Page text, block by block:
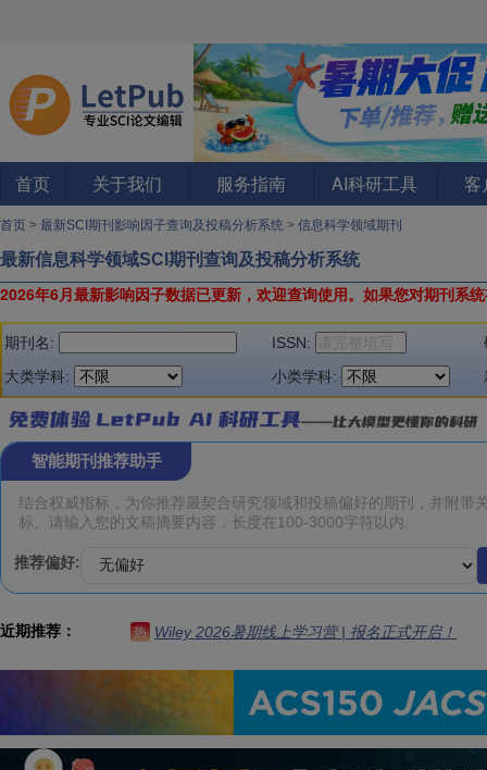
首页 关于我们 服务指南 AI科研工具 客
首页 > 最新SCI期刊影响因子查询及投稿分析系统 > 信息科学领域期刊
最新信息科学领域SCI期刊查询及投稿分析系统
2026年6月最新影响因子数据已更新，欢迎查询使用。 如果您对期刊系
期刊名: ISSN:
大类学科:
小类学科:
智能期刊推荐助手
推荐偏好:
近期推荐： 热 Wiley 2026暑期线上学习营 | 报名正式开启！